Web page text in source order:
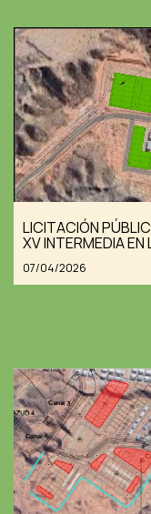
LICITACIÓN
XV INTERMEDIA
07/04/2026